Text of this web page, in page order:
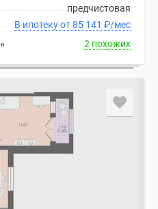
предчистовая
В ипотеку от 85 141 ₽/мес
2 похожих